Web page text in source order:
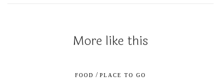
More like this
FOOD / PLACE TO GO